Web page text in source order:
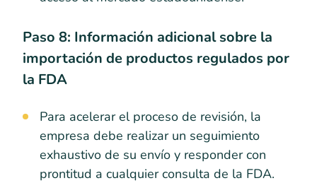
Paso 8: Información adicional sobre la
importación de productos regulados por
la FDA
Para acelerar el proceso de revisión, la
empresa debe realizar un seguimiento
exhaustivo de su envío y responder con
prontitud a cualquier consulta de la FDA.